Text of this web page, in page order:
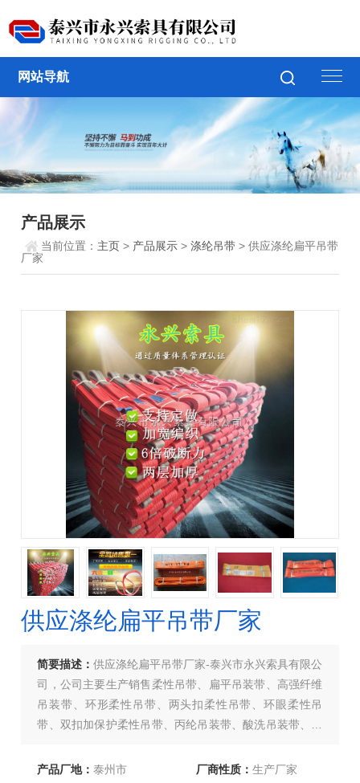
网站导航
产品展示
当前位置： 主页 > 产品展示 >涤纶吊带 > 供应涤纶扁平吊带
厂家
供应涤纶扁平吊带厂家
简要描述：供应涤纶扁平吊带厂家-泰兴市永兴索具有限公
司，公司主要生产销售柔性吊带、扁平吊装带、高强纤维
吊装带、环形柔性吊带、两头扣柔性吊带、环眼柔性吊
带、双扣加保护柔性吊带、丙纶吊装带、酸洗吊装带、货
带，欢迎新老客户、来函洽谈订购！
产品厂地：泰州市 厂商性质： 生产厂家